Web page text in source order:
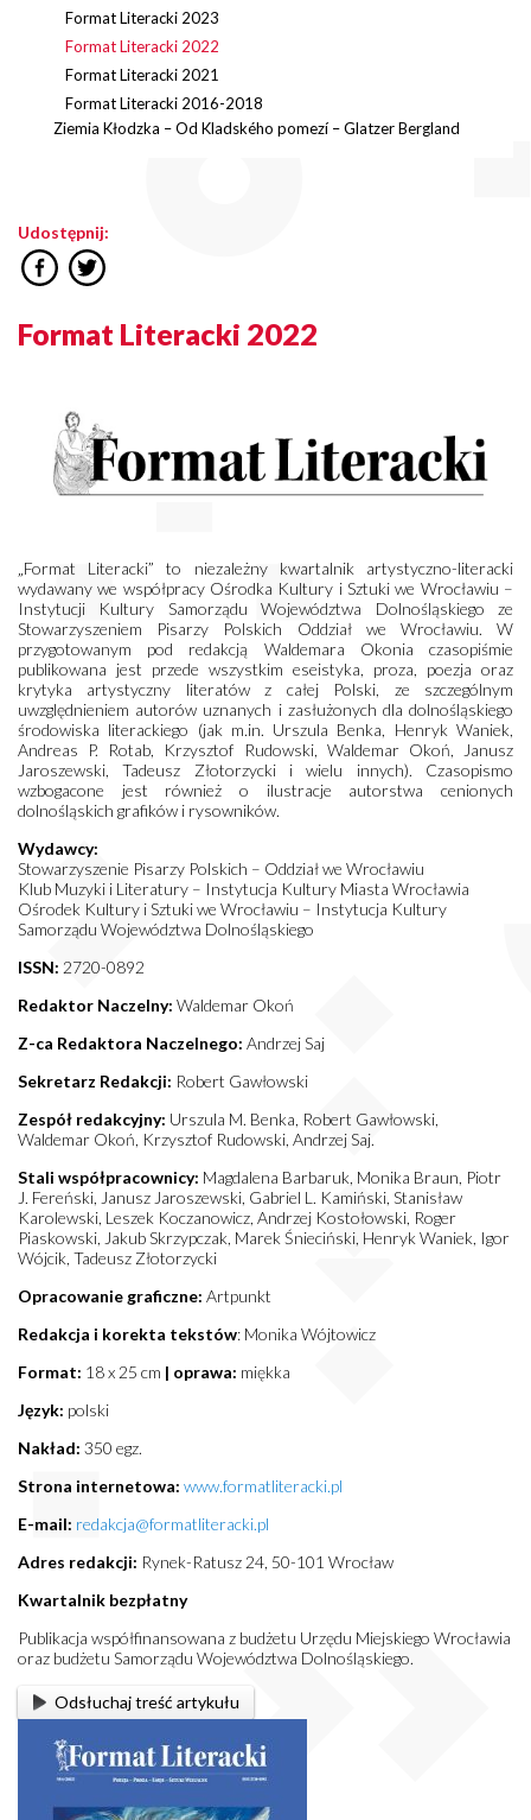
Format Literacki 2023
Format Literacki 2022
Format Literacki 2021
Format Literacki 2016-2018
Ziemia Kłodzka – Od Kladského pomezí – Glatzer Bergland
Udostępnij:
Format Literacki 2022
„Format Literacki” to niezależny kwartalnik artystyczno-literacki
wydawany we współpracy Ośrodka Kultury i Sztuki we Wrocławiu –
Instytucji Kultury Samorządu Województwa Dolnośląskiego ze
Stowarzyszeniem Pisarzy Polskich Oddział we Wrocławiu. W
przygotowanym pod redakcją Waldemara Okonia czasopiśmie
publikowana jest przede wszystkim eseistyka, proza, poezja oraz
krytyka artystyczny literatów z całej Polski, ze szczególnym
uwzględnieniem autorów uznanych i zasłużonych dla dolnośląskiego
środowiska literackiego (jak m.in. Urszula Benka, Henryk Waniek,
Andreas P. Rotab, Krzysztof Rudowski, Waldemar Okoń, Janusz
Jaroszewski, Tadeusz Złotorzycki i wielu innych). Czasopismo
wzbogacone jest również o ilustracje autorstwa cenionych
dolnośląskich grafików i rysowników.
Wydawcy:
Stowarzyszenie Pisarzy Polskich – Oddział we Wrocławiu
Klub Muzyki i Literatury – Instytucja Kultury Miasta Wrocławia
Ośrodek Kultury i Sztuki we Wrocławiu – Instytucja Kultury
Samorządu Województwa Dolnośląskiego
ISSN: 2720-0892
Redaktor Naczelny: Waldemar Okoń
Z-ca Redaktora Naczelnego: Andrzej Saj
Sekretarz Redakcji: Robert Gawłowski
Zespół redakcyjny: Urszula M. Benka, Robert Gawłowski,
Waldemar Okoń, Krzysztof Rudowski, Andrzej Saj.
Stali współpracownicy: Magdalena Barbaruk, Monika Braun, Piotr
J. Fereński, Janusz Jaroszewski, Gabriel L. Kamiński, Stanisław
Karolewski, Leszek Koczanowicz, Andrzej Kostołowski, Roger
Piaskowski, Jakub Skrzypczak, Marek Śnieciński, Henryk Waniek, Igor
Wójcik, Tadeusz Złotorzycki
Opracowanie graficzne: Artpunkt
Redakcja i korekta tekstów: Monika Wójtowicz
Format: 18 x 25 cm | oprawa: miękka
Język: polski
Nakład: 350 egz.
Strona internetowa: www.formatliteracki.pl
E-mail: redakcja@formatliteracki.pl
Adres redakcji: Rynek-Ratusz 24, 50-101 Wrocław
Kwartalnik bezpłatny
Publikacja współfinansowana z budżetu Urzędu Miejskiego Wrocławia
oraz budżetu Samorządu Województwa Dolnośląskiego.
Odsłuchaj treść artykułu